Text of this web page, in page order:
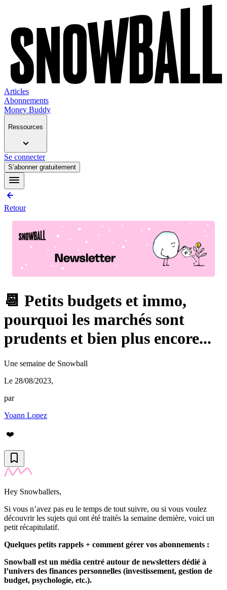
Articles
Abonnements
Money Buddy
Ressources
Se connecter
S’abonner gratuitement
Retour
📆 Petits budgets et immo,
pourquoi les marchés sont
prudents et bien plus encore...
Une semaine de Snowball
Le 28/08/2023,
par
Yoann Lopez
❤️
Hey Snowballers,
Si vous n’avez pas eu le temps de tout suivre, ou si vous voulez
découvrir les sujets qui ont été traités la semaine dernière, voici un
petit récapitulatif.
Quelques petits rappels + comment gérer vos abonnements :
Snowball est un média centré autour de newsletters dédié à
l’univers des finances personnelles (investissement, gestion de
budget, psychologie, etc.).